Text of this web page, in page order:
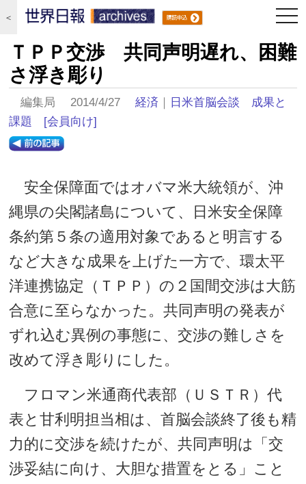
＜
ＴＰＰ交渉 共同声明遅れ、困難
さ浮き彫り
編集局 2014/4/27経済 ｜
日米首脳会談 成果と
課題
[会員向け]
安全保障面ではオバマ米大統領が、沖
縄県の尖閣諸島について、日米安全保障
条約第５条の適用対象であると明言する
など大きな成果を上げた一方で、環太平
洋連携協定（ＴＰＰ）の２国間交渉は大筋
合意に至らなかった。共同声明の発表が
ずれ込む異例の事態に、交渉の難しさを
改めて浮き彫りにした。
フロマン米通商代表部（ＵＳＴＲ）代
表と甘利明担当相は、首脳会談終了後も精
力的に交渉を続けたが、共同声明は「交
渉妥結に向け、大胆な措置をとる」こと